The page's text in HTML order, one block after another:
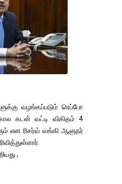
வழங்கப்படும் ரெப்போ
கால கடன் வட்டி விகிதம் 4
என ரிசர்வ் வங்கி ஆளுநர்
,